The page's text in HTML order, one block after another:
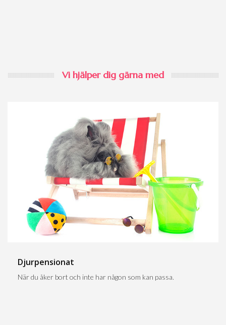
Vi hjälper dig gärna med
Djurpensionat
När du åker bort och inte har någon som kan passa.